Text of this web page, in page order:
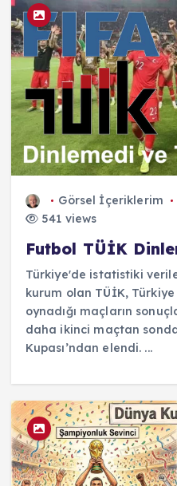
Görsel İçeriklerim
541 views
Futbol TÜİK
Türkiye'de istatistiki
kurum olan TÜİK, Türkiye
oynadığı maçların
daha ikinci maçtan
Kupası’ndan elendi. ...